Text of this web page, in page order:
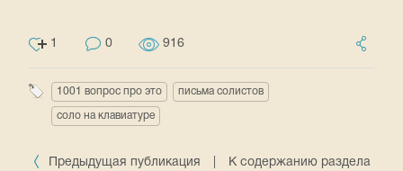
1 0 916
1001 вопрос про это письма солистов
соло на клавиатуре
Предыдущая публикация
К содержанию раздела